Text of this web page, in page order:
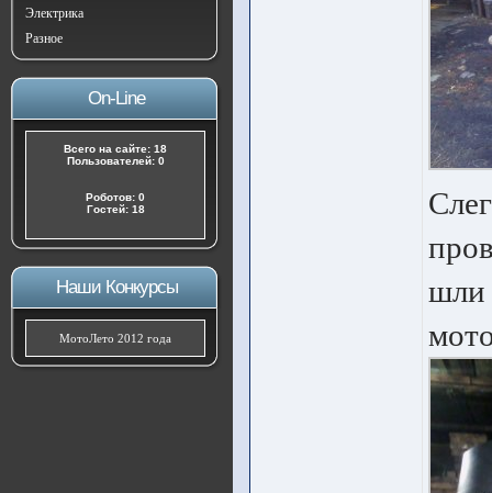
Электрика
Разное
On-Line
Всего на сайте: 18
Пользователей: 0
Роботов: 0
Гостей: 18
Наши Конкурсы
МотоЛето 2012 года
шли